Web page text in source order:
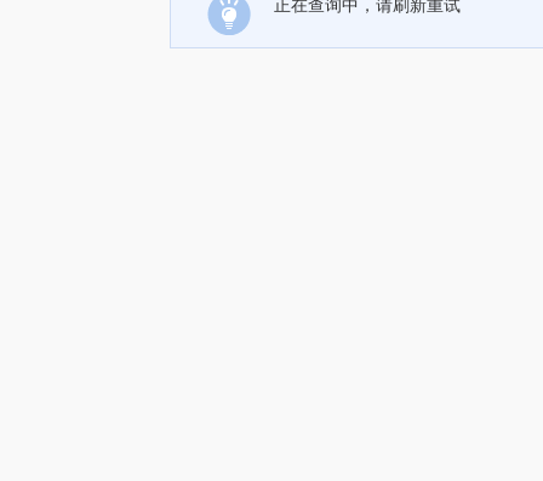
正在查询中，请刷新重试